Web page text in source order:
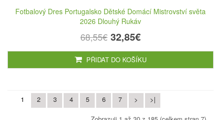
Fotbalový Dres Portugalsko Dětské Domácí Mistrovství světa
2026 Dlouhý Rukáv
68,55€ 32,85€
PŘIDAT DO KOŠÍKU
1 2 3 4 5 6 7 > >|